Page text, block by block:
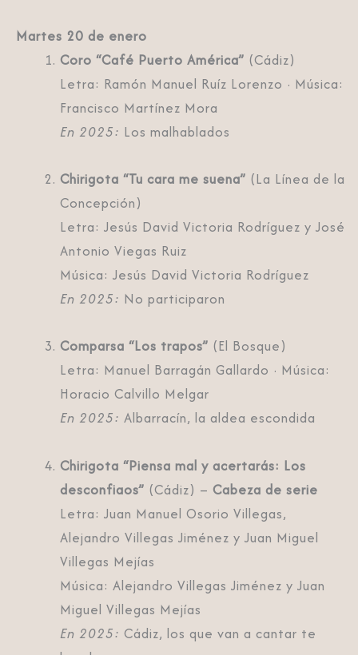
Martes 20 de enero
Coro “Café Puerto América” (Cádiz)
Letra: Ramón Manuel Ruíz Lorenzo · Música:
Francisco Martínez Mora
En 2025: Los malhablados
Chirigota “Tu cara me suena” (La Línea de la
Concepción)
Letra: Jesús David Victoria Rodríguez y José
Antonio Viegas Ruiz
Música: Jesús David Victoria Rodríguez
En 2025: No participaron
Comparsa “Los trapos” (El Bosque)
Letra: Manuel Barragán Gallardo · Música:
Horacio Calvillo Melgar
En 2025: Albarracín, la aldea escondida
Chirigota “Piensa mal y acertarás: Los
desconfiaos” (Cádiz) – Cabeza de serie
Letra: Juan Manuel Osorio Villegas,
Alejandro Villegas Jiménez y Juan Miguel
Villegas Mejías
Música: Alejandro Villegas Jiménez y Juan
Miguel Villegas Mejías
En 2025: Cádiz, los que van a cantar te